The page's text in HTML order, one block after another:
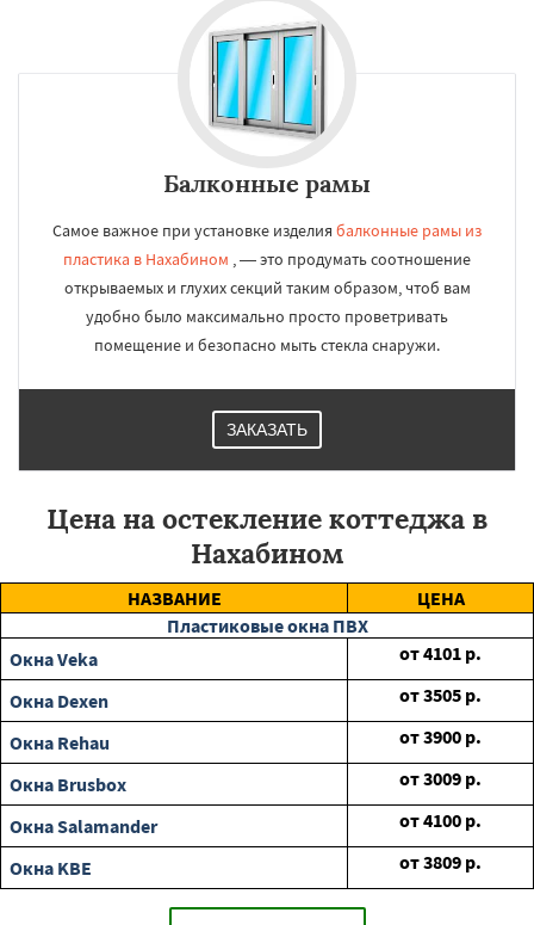
Балконные рамы
Самое важное при установке изделия балконные рамы из
пластика в Нахабином , — это продумать соотношение
открываемых и глухих секций таким образом, чтоб вам
удобно было максимально просто проветривать
помещение и безопасно мыть стекла снаружи.
ЗАКАЗАТЬ
Цена на остекление коттеджа в
Нахабином
НАЗВАНИЕ
ЦЕНА
Пластиковые окна ПВХ
Окна Veka
от4101 р.
Окна Dexen
от3505 р.
Окна Rehau
от3900 р.
Окна Brusbox
от3009 р.
Окна Salamander
от4100 р.
Окна KBE
от3809 р.